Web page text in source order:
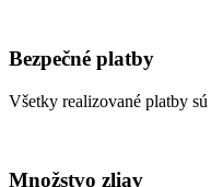
Bezpečné platby
Všetky realizované platby
Množstvo zliav